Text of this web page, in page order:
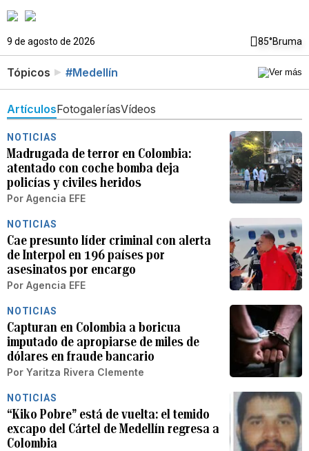
9 de agosto de 2026 85°Bruma
Tópicos #Medellín
ArtículosFotogaleríasVídeos
NOTICIAS
Madrugada de terror en Colombia:
atentado con coche bomba deja
policías y civiles heridos
Por Agencia EFE
NOTICIAS
Cae presunto líder criminal con alerta
de Interpol en 196 países por
asesinatos por encargo
Por Agencia EFE
NOTICIAS
Capturan en Colombia a boricua
imputado de apropiarse de miles de
dólares en fraude bancario
Por Yaritza Rivera Clemente
NOTICIAS
“Kiko Pobre” está de vuelta: el temido
excapo del Cártel de Medellín regresa a
Colombia